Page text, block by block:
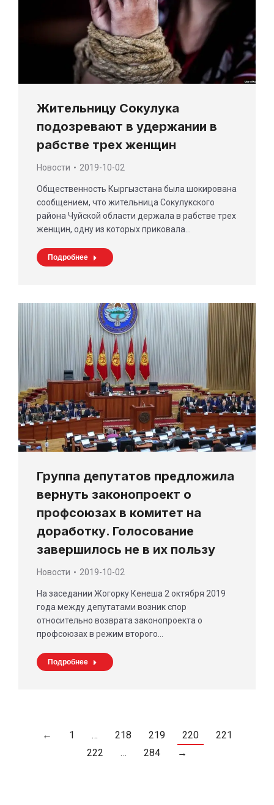
Жительницу Сокулука
подозревают в удержании в
рабстве трех женщин
Новости 2019-10-02
Общественность Кыргызстана была шокирована
сообщением, что жительница Сокулукского
района Чуйской области держала в рабстве трех
женщин, одну из которых приковала…
Подробнее
Группа депутатов предложила
вернуть законопроект о
профсоюзах в комитет на
доработку. Голосование
завершилось не в их пользу
Новости 2019-10-02
На заседании Жогорку Кенеша 2 октября 2019
года между депутатами возник спор
относительно возврата законопроекта о
профсоюзах в режим второго…
Подробнее
← 1 … 218 219 220
221
222
… 284 →